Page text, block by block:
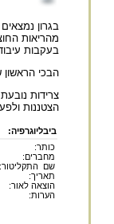
בגרון
מהריאות
בעקבות
הבכי הראשון
צרידות
הצטננות
ביבליוגרפיה:
כותר:
מחברים:
שם התקליטור:
תאריך:
הוצאה לאור:
הערות: